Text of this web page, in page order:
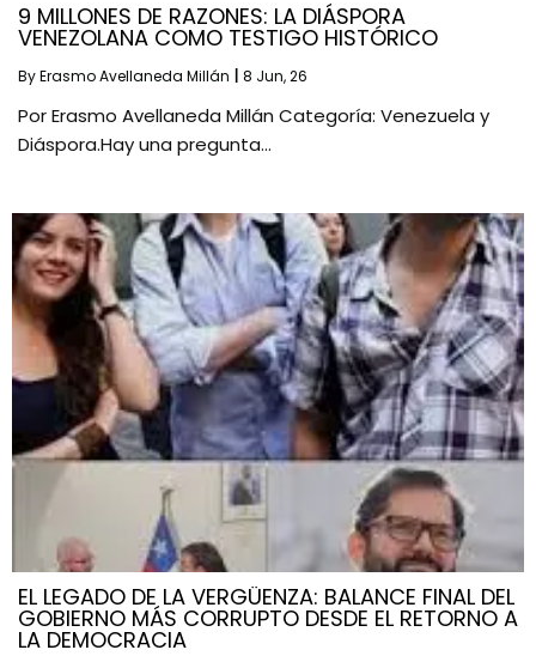
9 MILLONES DE RAZONES: LA DIÁSPORA
VENEZOLANA COMO TESTIGO HISTÓRICO
ByErasmo Avellaneda Millán 8 Jun, 26
Por Erasmo Avellaneda Millán Categoría: Venezuela y
Diáspora.Hay una pregunta…
EL LEGADO DE LA VERGÜENZA: BALANCE FINAL DEL
GOBIERNO MÁS CORRUPTO DESDE EL RETORNO A
LA DEMOCRACIA